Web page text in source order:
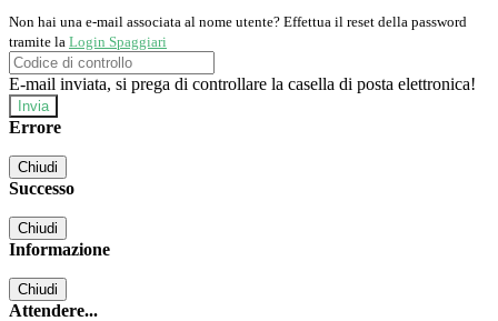
Non hai una e-mail associata al nome utente? Effettua il reset della password
tramite la Login Spaggiari
E-mail inviata, si prega di controllare la casella di posta elettronica!
Errore
Chiudi
Successo
Chiudi
Informazione
Chiudi
Attendere...